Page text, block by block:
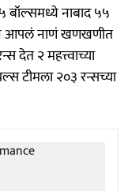
बॉल्समध्ये नाबाद ५५
आपलं नाणं खणखणीत
देत २ महत्त्वाच्या
टीमला २०३ रन्सच्या